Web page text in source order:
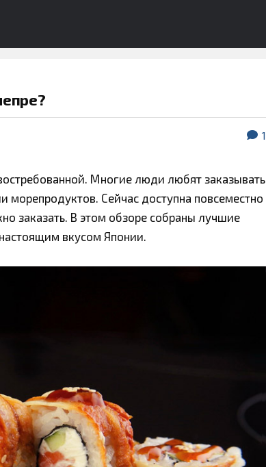
1
Многие люди любят заказывать
Сейчас доступна повсеместно
заказать. В этом обзоре собраны лучшие
вкусом Японии.